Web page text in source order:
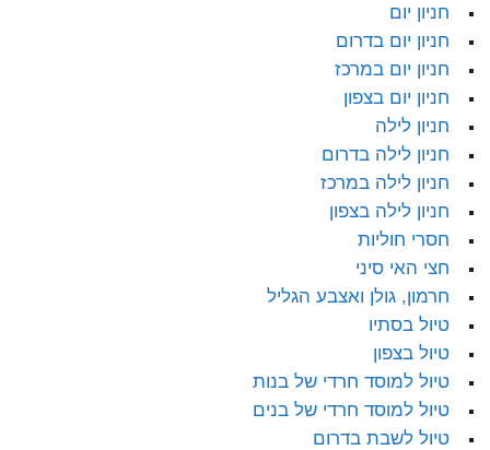
חניון יום
חניון יום בדרום
חניון יום במרכז
חניון יום בצפון
חניון לילה
חניון לילה בדרום
חניון לילה במרכז
חניון לילה בצפון
חסרי חוליות
חצי האי סיני
חרמון, גולן ואצבע הגליל
טיול בסתיו
טיול בצפון
טיול למוסד חרדי של בנות
טיול למוסד חרדי של בנים
טיול לשבת בדרום